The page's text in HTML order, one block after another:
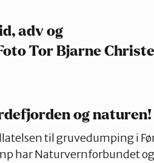
adv og
Tor Bjarne
og naturen!
til gruvedumping i
har Naturvernforbundet